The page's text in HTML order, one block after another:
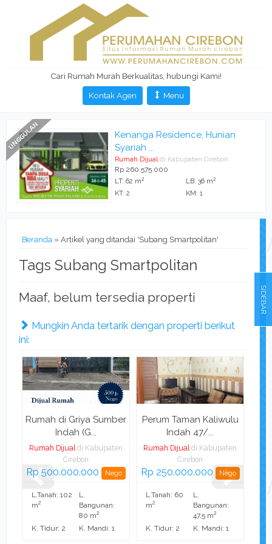
Cari Rumah Murah Berkualitas, hubungi Kami!
Kontak Agen
Menu
Kenanga Residence, Hunian
Syariah ...
Rumah Dijual di Kabupaten Cirebon
Rp 260.575.000
LT: 62 m2 LB: 36 m2
KT: 2 KM: 1
Beranda » Artikel yang ditandai 'Subang Smartpolitan'
Tags Subang Smartpolitan
Maaf, belum tersedia properti
Mungkin Anda tertarik dengan properti berikut
ini:
Rumah di Griya Sumber
Indah (G...
Rumah Dijual di Kabupaten
Cirebon
Rp 500.000.000 Nego
L.Tanah: 102
m2
L.
Bangunan:
80 m2
K. Tidur: 2 K. Mandi: 1
Perum Taman Kaliwulu
Indah 47/...
Rumah Dijual di Kabupaten
Cirebon
Rp 250.000.000 Nego
L.Tanah: 60
m2
L.
Bangunan:
47,5 m2
K. Tidur: 2 K. Mandi: 1
SIDEBAR